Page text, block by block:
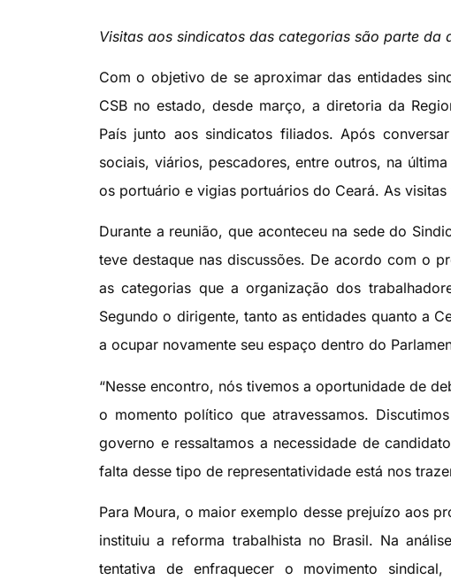
Visitas aos sindicatos das categorias são parte da
Com o objetivo de se aproximar das entidades
CSB no estado, desde março, a diretoria da
País junto aos sindicatos filiados. Após
sociais, viários, pescadores, entre outros, na
os portuário e vigias portuários do Ceará. As
Durante a reunião, que aconteceu na sede do
teve destaque nas discussões. De acordo com o
as categorias que a organização dos
Segundo o dirigente, tanto as entidades quanto a
a ocupar novamente seu espaço dentro do
“Nesse encontro, nós tivemos a oportunidade de
o momento político que atravessamos.
governo e ressaltamos a necessidade de
falta desse tipo de representatividade está nos
Para Moura, o maior exemplo desse prejuízo aos
instituiu a reforma trabalhista no Brasil. Na
tentativa de enfraquecer o movimento